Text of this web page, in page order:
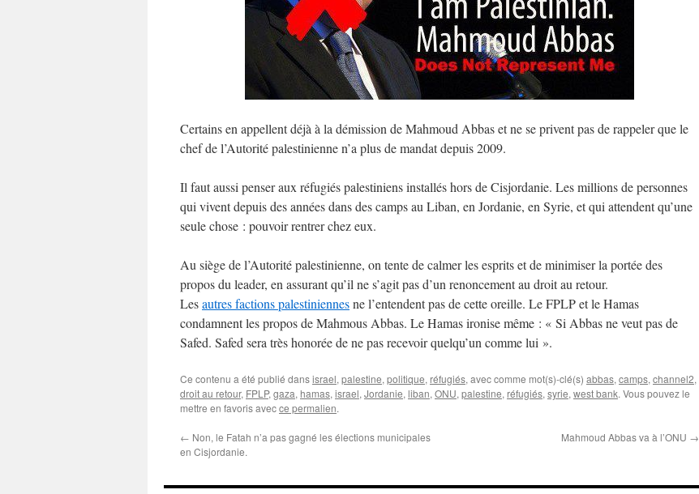
Certains en appellent déjà à la démission de Mahmoud Abbas et ne se privent pas de rappeler que le
chef de l’Autorité palestinienne n’a plus de mandat depuis 2009.
Il faut aussi penser aux réfugiés palestiniens installés hors de Cisjordanie. Les millions de personnes
qui vivent depuis des années dans des camps au Liban, en Jordanie, en Syrie, et qui attendent qu’une
seule chose : pouvoir rentrer chez eux.
Au siège de l’Autorité palestinienne, on tente de calmer les esprits et de minimiser la portée des
propos du leader, en assurant qu’il ne s’agit pas d’un renoncement au droit au retour.
Lesautres factions palestiniennesne l’entendent pas de cette oreille. Le FPLP et le Hamas
condamnent les propos de Mahmous Abbas. Le Hamas ironise même : « Si Abbas ne veut pas de
Safed. Safed sera très honorée de ne pas recevoir quelqu’un comme lui ».
Ce contenu a été publié dansisrael, palestine, politique, réfugiés, avec comme mot(s)-clé(s) abbas, camps, channel2,
droit au retour, FPLP, gaza, hamas, israel, Jordanie, liban, ONU, palestine, réfugiés, syrie, west bank. Vous pouvez le
mettre en favoris avecce permalien.
← Non, le Fatah n’a pas gagné les élections municipales
en Cisjordanie.
Mahmoud Abbas va à l’ONU →